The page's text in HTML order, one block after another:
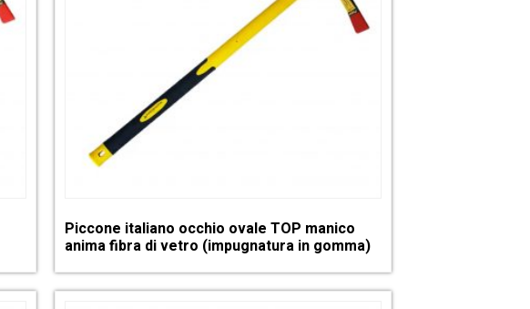
Piccone italiano occhio ovale TOP manico
anima fibra di vetro (impugnatura in gomma)